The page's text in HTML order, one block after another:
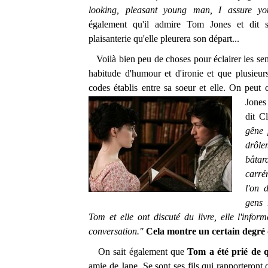
looking, pleasant young man, I assure
également qu'il admire Tom Jones et
plaisanterie qu'elle pleurera son départ...
Voilà bien peu de choses pour éclairer les
habitude d'humour et d'ironie et que
codes établis entre sa soeur et elle. On peut
dit
gêne
l'on
gens
Tom et elle ont discuté du livre, elle
conversation." Cela montre un certain degré
On sait également queTom a été prié de
amie de Jane. Se sont ses fils qui rapporteront